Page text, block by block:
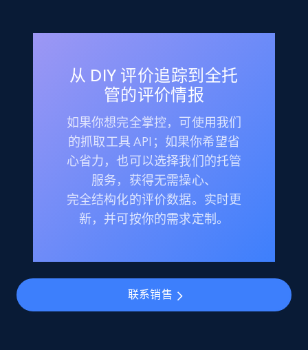
从 DIY 评价追踪到全托
管的评价情报
如果你想完全掌控，可使用我们
的抓取工具 API；如果你希望省
心省力，也可以选择我们的托管
服务，获得无需操心、
完全结构化的评价数据。实时更
新，并可按你的需求定制。
联系销售